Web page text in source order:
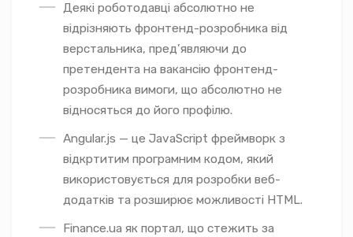
Деякі роботодавці абсолютно не
відрізняють фронтенд-розробника від
верстальника, пред’являючи до
претендента на вакансію фронтенд-
розробника вимоги, що абсолютно не
відносяться до його профілю.
Angular.js — це JavaScript фреймворк з
відкртитим програмним кодом, який
використовується для розробки веб-
додатків та розширює можливості HTML.
Finance.ua як портал, що стежить за